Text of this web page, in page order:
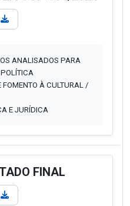
ANALISADOS PARA
À CULTURAL /
E JURÍDICA
FINAL